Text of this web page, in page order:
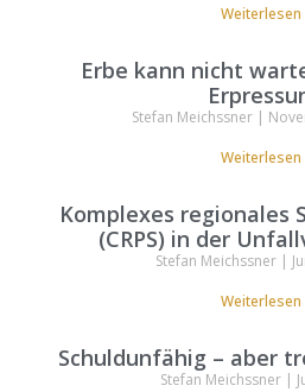
Weiterlesen
Erbe kann nicht
Stefan Meichssner
Weiterlesen
Komplexes regionales
(CRPS) in der
Stefan Meichssner
Weiterlesen
Schuldunfähig – aber
Stefan Meichssner